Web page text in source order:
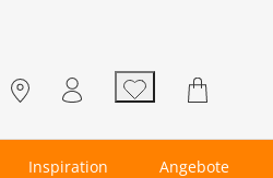
Inspiration Angebote